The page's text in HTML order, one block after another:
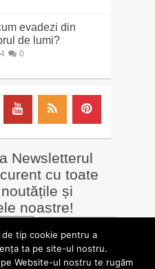
evadezi din
de lumi?
0
Newsletterul
cu toate
și
noastre!
de tip cookie pentru a
ta pe site-ul nostru.
Website-ul nostru te rugăm